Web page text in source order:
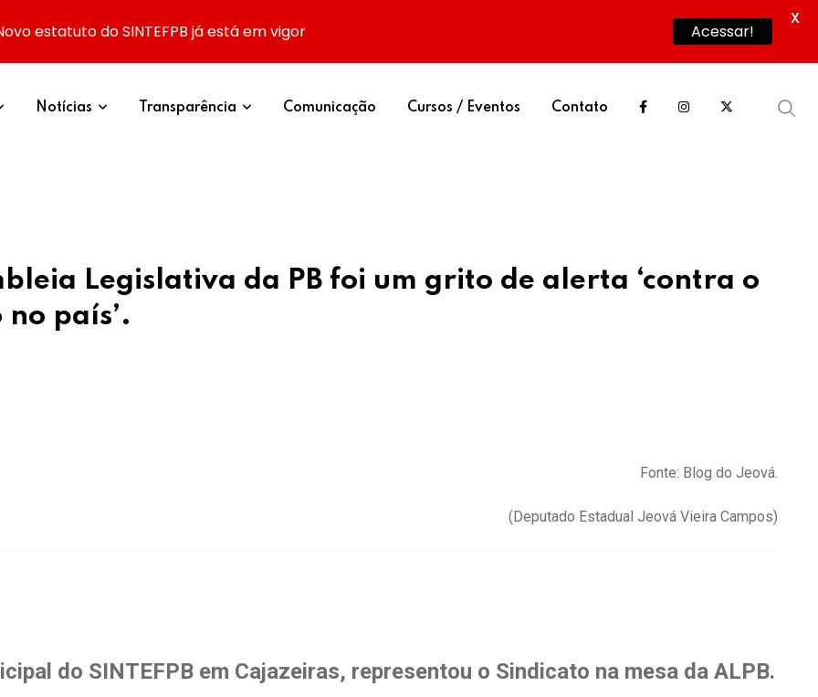
Notícias Transparência Comunicação Cursos / Eventos Contato
Legislativa da PB foi um grito de alerta ‘contra o
país’.
Fonte: Blog do Jeová.
(Deputado Estadual Jeová Vieira Campos)
do SINTEFPB em Cajazeiras, representou o Sindicato na mesa da ALPB.
estatuto do SINTEFPB já está em vigor Acessar!
X